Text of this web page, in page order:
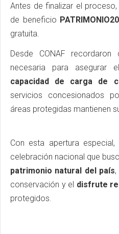
Antes de finalizar el
de beneficio
gratuita.
Desde CONAF
necesaria para asegurar
capacidad de carga de
servicios concesionados
áreas protegidas mantienen
Con esta apertura especial,
celebración nacional que
patrimonio natural del país
conservación y el disfrute
protegidos.